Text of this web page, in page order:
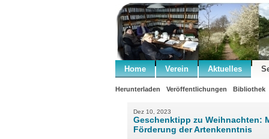
Home Verein Aktuelles
Herunterladen Veröffentlichungen Bibliothek
Dez 10, 2023
Geschenktipp zu Weihnachten:
Förderung der Artenkenntnis